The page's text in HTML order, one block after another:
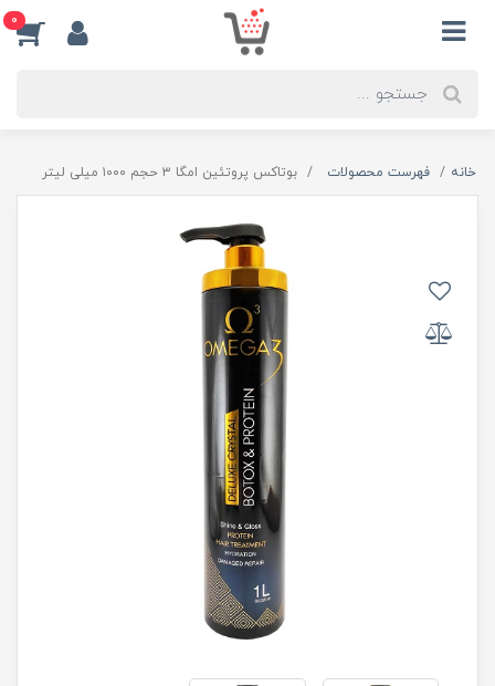
0
خانه فهرست محصولات بوتاکس پروتئین امگا ۳ حجم ۱۰۰۰ میلی لیتر